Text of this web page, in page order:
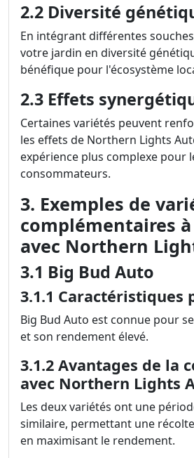
2.2 Diversité
En intégrant différentes
votre jardin en diversité
bénéfique pour l'écosystème
2.3 Effets
Certaines variétés peuvent
les effets de Northern Lights
expérience plus complexe pour
consommateurs.
3. Exemples de
complémentaires
avec Northern
3.1 Big Bud Auto
3.1.1 Caractéristiques
Big Bud Auto est connue pour
et son rendement élevé.
3.1.2 Avantages de la
avec Northern Lights
Les deux variétés ont une
similaire, permettant une
en maximisant le rendement.